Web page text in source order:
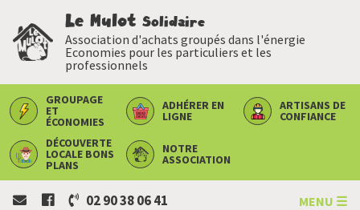
Le Mulot Solidaire
Association d'achats groupés dans l'énergie
Economies pour les particuliers et les
professionnels
GROUPAGE
ET
ÉCONOMIES
ADHÉRER EN
LIGNE
ARTISANS DE
CONFIANCE
DÉCOUVERTE
LOCALE BONS
PLANS
NOTRE
ASSOCIATION
02 90 38 06 41 MENU ☰